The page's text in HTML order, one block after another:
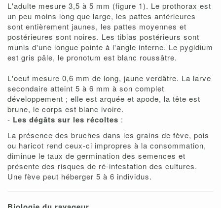
L'adulte mesure 3,5 à 5 mm (figure 1). Le prothorax est
un peu moins long que large, les pattes antérieures
sont entièrement jaunes, les pattes moyennes et
postérieures sont noires. Les tibias postérieurs sont
munis d'une longue pointe à l'angle interne. Le pygidium
est gris pâle, le pronotum est blanc roussâtre.
L'oeuf mesure 0,6 mm de long, jaune verdâtre. La larve
secondaire atteint 5 à 6 mm à son complet
développement ; elle est arquée et apode, la tête est
brune, le corps est blanc ivoire.
- Les dégâts sur les récoltes :
La présence des bruches dans les grains de fève, pois
ou haricot rend ceux-ci impropres à la consommation,
diminue le taux de germination des semences et
présente des risques de ré-infestation des cultures.
Une fève peut héberger 5 à 6 individus.